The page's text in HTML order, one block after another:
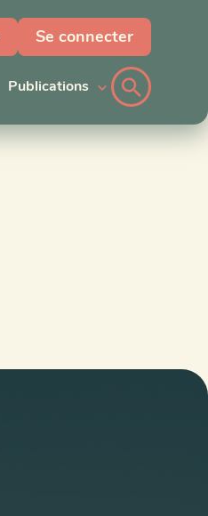
Se connecter
Publications